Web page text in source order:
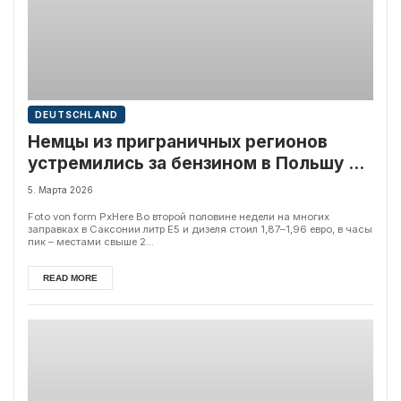
DEUTSCHLAND
Немцы из приграничных регионов
устремились за бензином в Польшу и
Чехию
5. Марта 2026
Foto von form PxHere Во второй половине недели на многих
заправках в Саксонии литр E5 и дизеля стоил 1,87–1,96 евро, в часы
пик – местами свыше 2...
READ MORE